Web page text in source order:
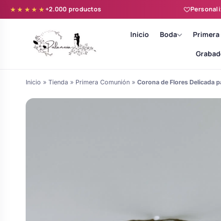
★★★★★+2.000 productos
Inicio Boda
Inicio » Tienda » Primera Comunión » Corona de Flores Delicada